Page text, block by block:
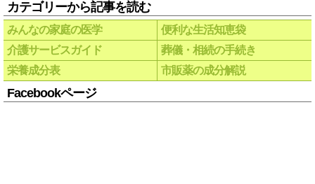
カテゴリーから記事を読む
みんなの家庭の医学
便利な生活知恵袋
介護サービスガイド
葬儀・相続の手続き
栄養成分表
市販薬の成分解説
Facebookページ